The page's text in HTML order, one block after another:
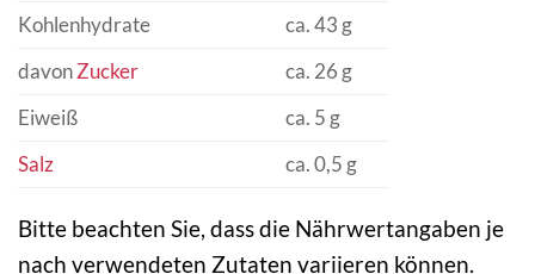
Kohlenhydrate
ca. 43 g
davonZucker
ca. 26 g
Eiweiß
ca. 5 g
Salz
ca. 0,5 g
Bitte beachten Sie, dass die Nährwertangaben je
nach verwendeten Zutaten variieren können.